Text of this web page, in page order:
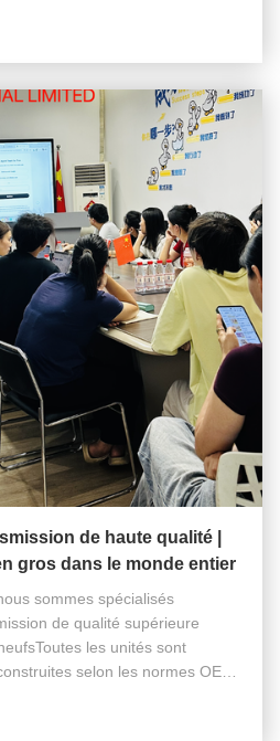
de haute qualité |
gros dans le monde entier
sommes spécialisés
de qualité supérieure
les unités sont
selon les normes OEM,
...